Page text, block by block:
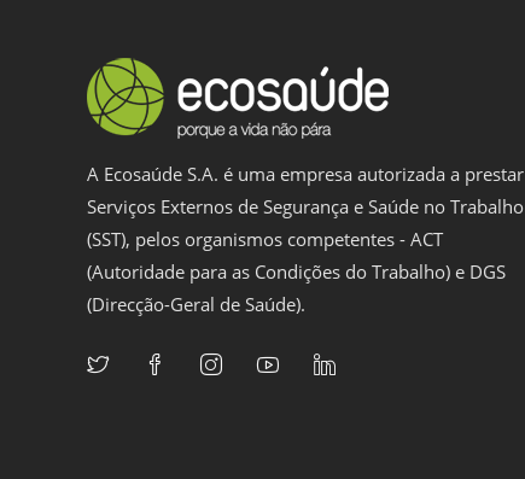
A Ecosaúde S.A. é uma empresa autorizada a prestar
Serviços Externos de Segurança e Saúde no Trabalho
(SST), pelos organismos competentes - ACT
(Autoridade para as Condições do Trabalho) e DGS
(Direcção-Geral de Saúde).